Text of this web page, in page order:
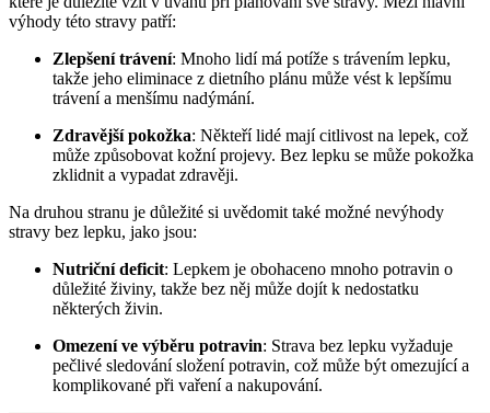
výhody této stravy patří:
Zlepšení trávení: Mnoho lidí má potíže s trávením lepku,
takže jeho eliminace z dietního plánu může vést k lepšímu
trávení a menšímu nadýmání.
Zdravější pokožka: Někteří lidé mají citlivost na lepek, což
může způsobovat kožní projevy. Bez lepku se může pokožka
zklidnit a vypadat zdravěji.
Na druhou stranu je důležité si uvědomit také možné nevýhody
stravy bez lepku, jako jsou:
Nutriční deficit: Lepkem je obohaceno mnoho potravin o
důležité živiny, takže bez něj může dojít k nedostatku
některých živin.
Omezení ve výběru potravin: Strava bez lepku vyžaduje
pečlivé sledování složení potravin, což může být omezující a
komplikované při vaření a nakupování.